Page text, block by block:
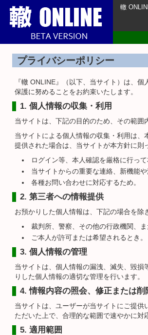
轍
プライバシーポリシー
『轍 ONLINE』（以下、当サイト）は、
保護に努めることをお約束いたします。
1. 個人情報の収集・利用
当サイトは、下記の目的のため、その範
当サイトによる個人情報の収集・利用は
提供された場合は、当サイトが本方針に
ログイン等、本人確認を厳格に行っ
当サイトからの重要な連絡、新機能
各種お問い合わせに対応するため。
2. 第三者への情報提供
お預かりした個人情報は、下記の場合を
裁判所、警察、その他の行政機関、
ご本人が許可または希望されるとき。
3. 個人情報の管理
当サイトは、個人情報の漏洩、滅失、毀
りした個人情報の適切な管理を行います。
4. 情報内容の照会、修正または削
当サイトは、ユーザーが当サイトにご提
ただいた上で、合理的な範囲で速やかに対
5. 適用範囲